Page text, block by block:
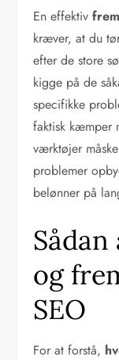
En effektiv
kræver, at du
efter de store
kigge på de
specifikke
faktisk kæmper
værktøjer
problemer
belønner på
og
SEO
For at forstå,